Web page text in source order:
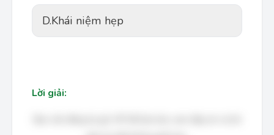
D.Khái niệm hẹp
Lời giải: